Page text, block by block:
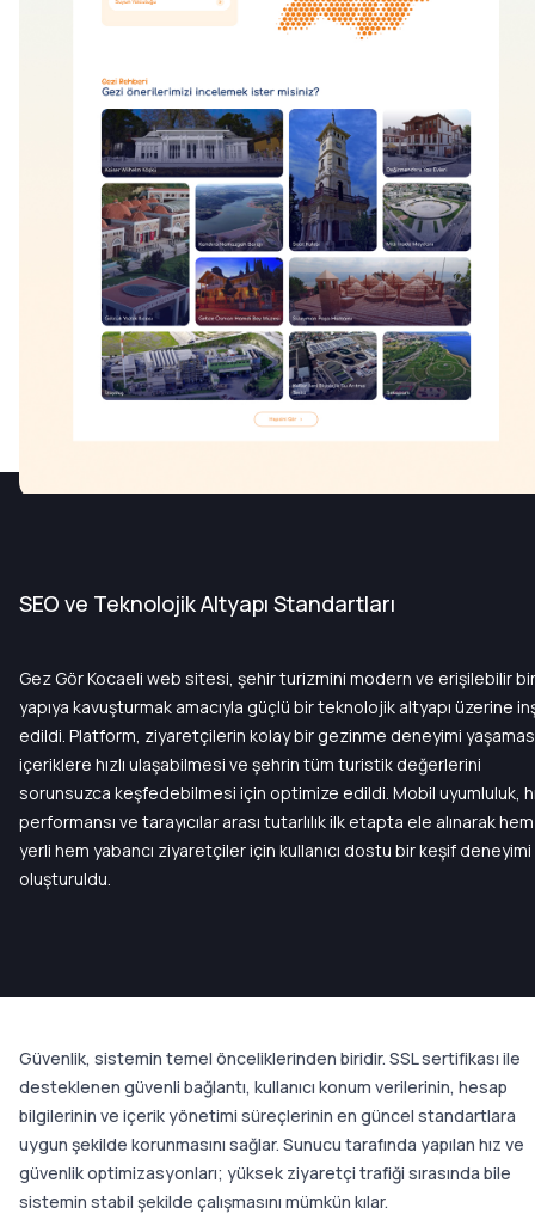
SEO ve Teknolojik Altyapı Standartları
Gez Gör Kocaeli web sitesi, şehir turizmini modern ve erişilebilir bir
yapıya kavuşturmak amacıyla güçlü bir teknolojik altyapı üzerine
edildi. Platform, ziyaretçilerin kolay bir gezinme deneyimi
içeriklere hızlı ulaşabilmesi ve şehrin tüm turistik değerlerini
sorunsuzca keşfedebilmesi için optimize edildi. Mobil uyumluluk,
performansı ve tarayıcılar arası tutarlılık ilk etapta ele alınarak hem
yerli hem yabancı ziyaretçiler için kullanıcı dostu bir keşif deneyimi
oluşturuldu.
Güvenlik, sistemin temel önceliklerinden biridir. SSL sertifikası ile
desteklenen güvenli bağlantı, kullanıcı konum verilerinin, hesap
bilgilerinin ve içerik yönetimi süreçlerinin en güncel standartlara
uygun şekilde korunmasını sağlar. Sunucu tarafında yapılan hız ve
güvenlik optimizasyonları; yüksek ziyaretçi trafiği sırasında bile
sistemin stabil şekilde çalışmasını mümkün kılar.